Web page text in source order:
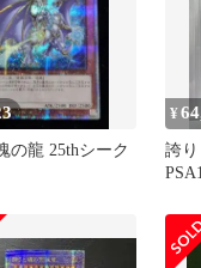
の龍 25thシーク
¥
誇